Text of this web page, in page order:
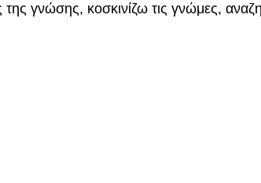
γνώσης, κοσκινίζω τις γνώμες,